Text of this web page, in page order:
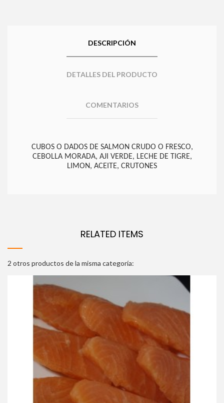
DESCRIPCIÓN
DETALLES DEL PRODUCTO
COMENTARIOS
CUBOS O DADOS DE SALMON CRUDO O FRESCO,
CEBOLLA MORADA, AJI VERDE, LECHE DE TIGRE,
LIMON, ACEITE, CRUTONES
RELATED ITEMS
2 otros productos de la misma categoría: